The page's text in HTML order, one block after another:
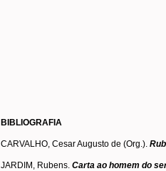
BIBLIOGRAFIA
CARVALHO, Cesar Augusto de (Org.).
JARDIM, Rubens. Carta ao homem do